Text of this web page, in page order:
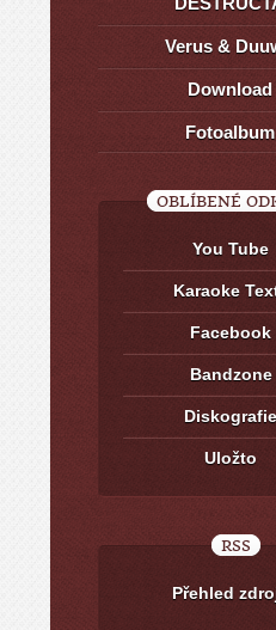
Verus &
Download
Fotoalbum
OBLÍBENÉ
You Tube
Karaoke
Facebook
Bandzone
Diskografie
Uložto
RSS
Přehled